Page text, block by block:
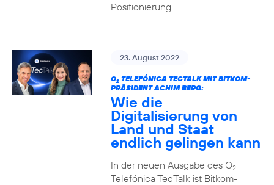
Positionierung.
23. August 2022
O2TELEFÓNICA TECTALK MIT BITKOM-
PRÄSIDENT ACHIM BERG:
Wie die
Digitalisierung von
Land und Staat
endlich gelingen kann
In der neuen Ausgabe des O2
Telefónica TecTalk ist Bitkom-